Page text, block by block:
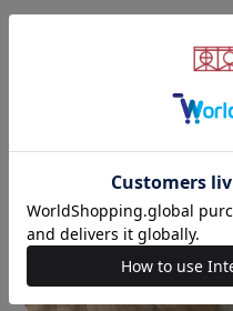
着け心地をお楽しみ下
絹100%
全長：約145cm 大剣幅